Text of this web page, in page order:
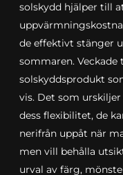
solskydd hjälper till
de effektivt stänger
sommaren.
solskyddsprodukt
vis. Det som
dess flexibilitet, de
nerifrån uppåt när
men vill behålla
urval av färg,